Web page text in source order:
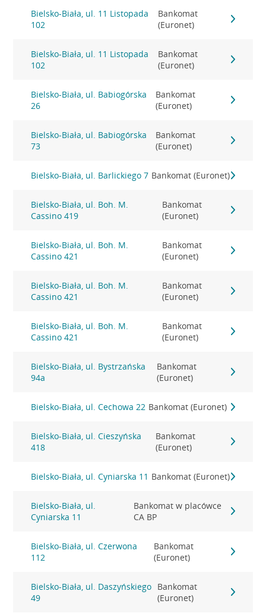
Bielsko-Biała, ul. 11 Listopada
102
Bankomat
(Euronet)
Bielsko-Biała, ul. 11 Listopada
102
Bankomat
(Euronet)
Bielsko-Biała, ul. Babiogórska
26
Bankomat
(Euronet)
Bielsko-Biała, ul. Babiogórska
73
Bankomat
(Euronet)
Bielsko-Biała, ul. Barlickiego 7 Bankomat (Euronet)
Bielsko-Biała, ul. Boh. M.
Cassino 419
Bankomat
(Euronet)
Bielsko-Biała, ul. Boh. M.
Cassino 421
Bankomat
(Euronet)
Bielsko-Biała, ul. Boh. M.
Cassino 421
Bankomat
(Euronet)
Bielsko-Biała, ul. Boh. M.
Cassino 421
Bankomat
(Euronet)
Bielsko-Biała, ul. Bystrzańska
94a
Bankomat
(Euronet)
Bielsko-Biała, ul. Cechowa 22 Bankomat (Euronet)
Bielsko-Biała, ul. Cieszyńska
418
Bankomat
(Euronet)
Bielsko-Biała, ul. Cyniarska 11 Bankomat (Euronet)
Bielsko-Biała, ul.
Cyniarska 11
Bankomat w placówce
CA BP
Bielsko-Biała, ul. Czerwona
112
Bankomat
(Euronet)
Bielsko-Biała, ul. Daszyńskiego
49
Bankomat
(Euronet)